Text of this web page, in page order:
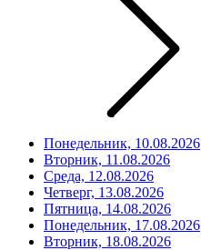
Понедельник, 10.08.2026
Вторник, 11.08.2026
Среда, 12.08.2026
Четверг, 13.08.2026
Пятница, 14.08.2026
Понедельник, 17.08.2026
Вторник, 18.08.2026